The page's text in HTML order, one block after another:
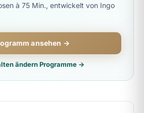
à 75 Min., entwickelt von Ingo
ansehen →
ändern Programme →